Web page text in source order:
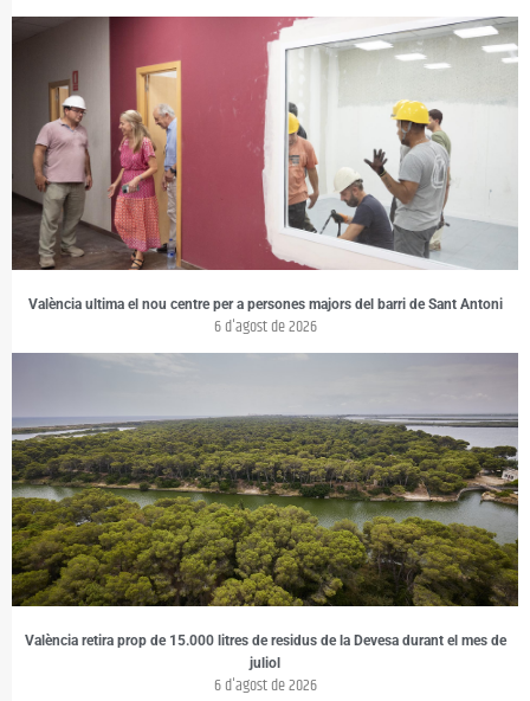
València ultima el nou centre per a persones majors del barri de Sant Antoni
6 d'agost de 2026
València retira prop de 15.000 litres de residus de la Devesa durant el mes de
juliol
6 d'agost de 2026